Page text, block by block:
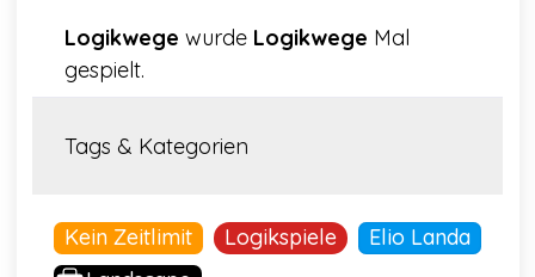
Logikwege wurde Logikwege Mal
gespielt.
Tags & Kategorien
Kein Zeitlimit Logikspiele
Elio Landa